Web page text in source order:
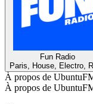
Fun Radio
Paris, House, Electro,
À propos de
À propos de